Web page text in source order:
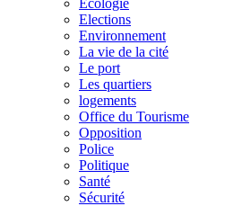
Ecologie
Elections
Environnement
La vie de la cité
Le port
Les quartiers
logements
Office du Tourisme
Opposition
Police
Politique
Santé
Sécurité